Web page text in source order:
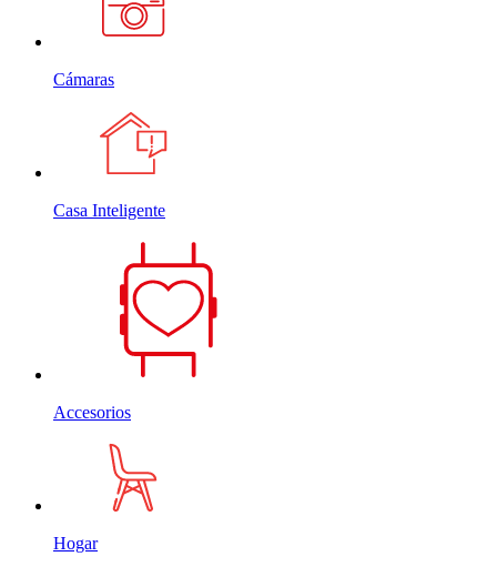
Cámaras
Casa Inteligente
Accesorios
Hogar